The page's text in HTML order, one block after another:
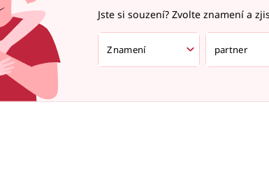
Jste si souzení? Zvolte znamení a